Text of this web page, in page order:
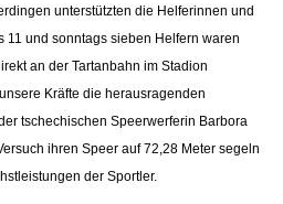
unterstützten die Helferinnen und
11 und sonntags sieben Helfern waren
an der Tartanbahn im Stadion
Kräfte die herausragenden
tschechischen Speerwerferin Barbora
ihren Speer auf 72,28 Meter segeln
der Sportler.